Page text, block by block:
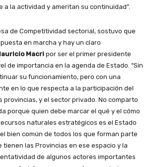
a la actividad y ameritan su continuidad”.
de Competitividad sectorial, sostuvo que
en marcha y hay un claro
Macri por ser el primer presidente
de importancia en la agenda de Estado. “Sin
su funcionamiento, pero con una
en lo que respecta a la participación del
provincias, y el sector privado. No comparto
porque quien debe marcar el qué y el cómo
naturales estratégicos es el Estado
bien común de todos los que forman parte
tienen las Provincias en ese espacio y la
de algunos actores importantes